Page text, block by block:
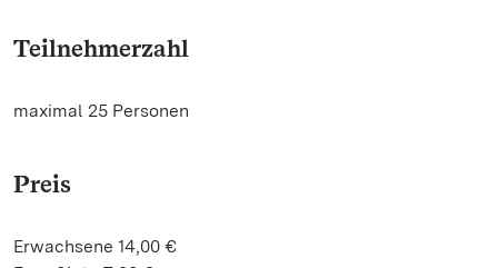
Teilnehmerzahl
maximal 25 Personen
Preis
Erwachsene 14,00 €